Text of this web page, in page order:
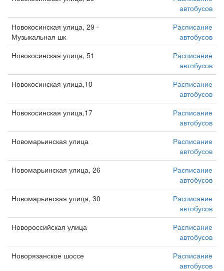
автобусов
Новокосинская улица, 29 -
Музыкальная шк
Расписание
автобусов
Новокосинская улица, 51
Расписание
автобусов
Новокосинская улица,10
Расписание
автобусов
Новокосинская улица,17
Расписание
автобусов
Новомарьинская улица
Расписание
автобусов
Новомарьинская улица, 26
Расписание
автобусов
Новомарьинская улица, 30
Расписание
автобусов
Новороссийская улица
Расписание
автобусов
Новорязанское шоссе
Расписание
автобусов